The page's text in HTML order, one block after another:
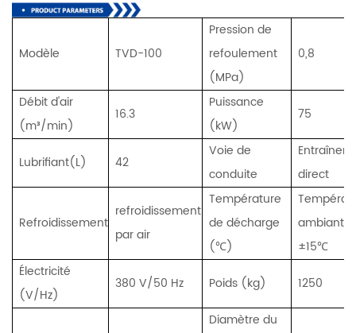
Modèle TVD-100
Pression de
refoulement
(MPa)
0,8
Débit d'air
(m³/min)
16.3
Puissance
(kW)
75
Lubrifiant(L) 42
Voie de
conduite
direct
Refroidissement
refroidissement
par air
Température
de décharge
(℃)
ambiante
±15℃
Électricité
(V/Hz)
380 V/50 Hz Poids (kg) 1250
Diamètre du